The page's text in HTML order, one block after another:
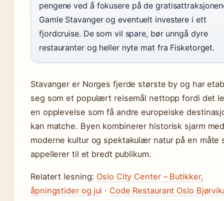
pengene ved å fokusere på de
Gamle Stavanger og eventuelt investere i ett
fjordcruise. De som vil spare, bør unngå dyre
restauranter og heller nyte mat fra Fisketorget.
Stavanger er Norges fjerde største by og har
seg som et populært reisemål nettopp fordi det
en opplevelse som få andre europeiske
kan matche. Byen kombinerer historisk sjarm
moderne kultur og spektakulær natur på en måte
appellerer til et bredt publikum.
Relatert lesning: Oslo City Center – Butikker,
åpningstider og jul · Code Restaurant Oslo